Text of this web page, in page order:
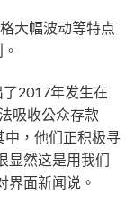
大幅波动等特点
2017年发生在
吸收公众存款
，他们正积极寻
显然这是用我们
界面新闻说。